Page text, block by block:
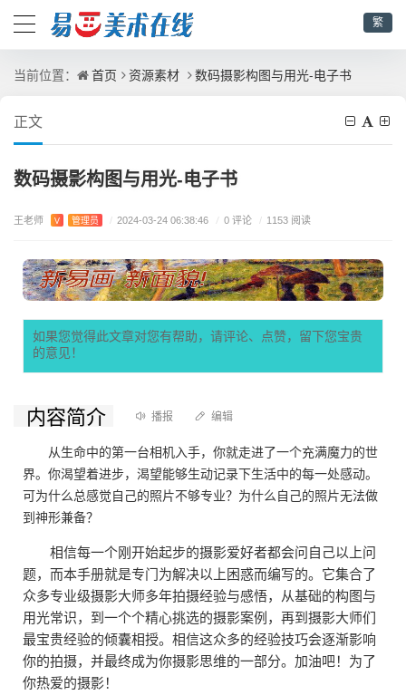
繁
当前位置： 首页 资源素材 数码摄影构图与用光-电子书
正文
数码摄影构图与用光-电子书
王老师 V 管理员 / 2024-03-24 06:38:46 / 0 评论 / 1153 阅读
如果您觉得此文章对您有帮助，请评论、点赞，留下您宝贵
的意见！
内容简介 播报 编辑
从生命中的第一台相机入手，你就走进了一个充满魔力的世
界。你渴望着进步，渴望能够生动记录下生活中的每一处感动。
可为什么总感觉自己的照片不够专业？为什么自己的照片无法做
到神形兼备？
相信每一个刚开始起步的摄影爱好者都会问自己以上问
题，而本手册就是专门为解决以上困惑而编写的。它集合了
众多专业级摄影大师多年拍摄经验与感悟，从基础的构图与
用光常识，到一个个精心挑选的摄影案例，再到摄影大师们
最宝贵经验的倾囊相授。相信这众多的经验技巧会逐渐影响
你的拍摄，并最终成为你摄影思维的一部分。加油吧！为了
你热爱的摄影！